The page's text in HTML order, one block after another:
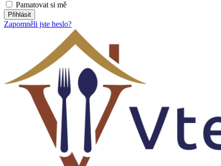
Pamatovat si mě
Přihlásit
Zapomněli jste heslo?